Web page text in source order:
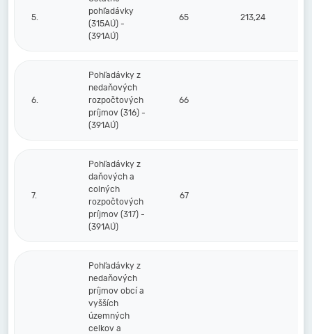
5.
pohľadávky
(315AÚ) -
(391AÚ)
65 213,24
6.
Pohľadávky z
nedaňových
rozpočtových
príjmov (316) -
(391AÚ)
66
7.
Pohľadávky z
daňových a
colných
rozpočtových
príjmov (317) -
(391AÚ)
67
Pohľadávky z
nedaňových
príjmov obcí a
vyšších
územných
celkov a